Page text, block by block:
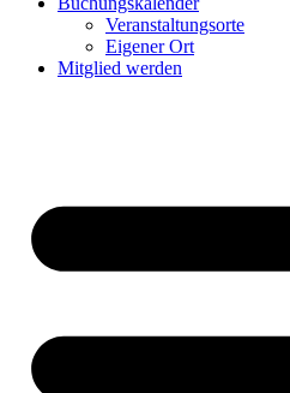
Veranstaltungsorte
Eigener Ort
Mitglied werden